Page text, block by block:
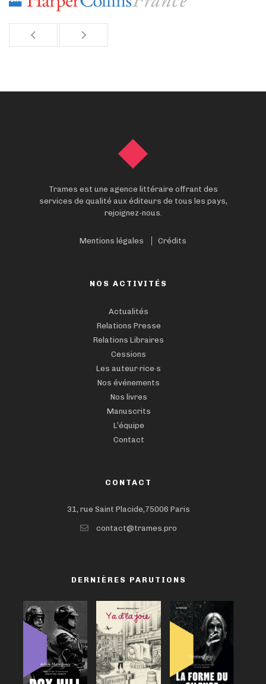
Trames est une agence littéraire offrant des
services de qualité aux éditeurs de tous les pays,
rejoignez-nous.
Mentions légales Crédits
NOS ACTIVITÉS
Actualités
Relations Presse
Relations Libraires
Cessions
Les auteur·rice·s
Nos événements
Nos livres
Manuscrits
L’équipe
Contact
CONTACT
31, rue Saint Placide,75006 Paris
contact@trames.pro
DERNIÈRES PARUTIONS